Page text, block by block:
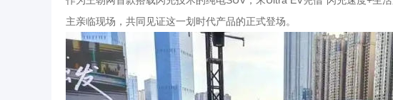
主亲临现场，共同见证这一划时代产品的正式登场。